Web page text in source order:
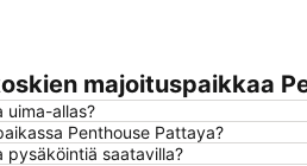
majoituspaikkaa
uima-allas?
Penthouse Pattaya?
pysäköintiä saatavilla?